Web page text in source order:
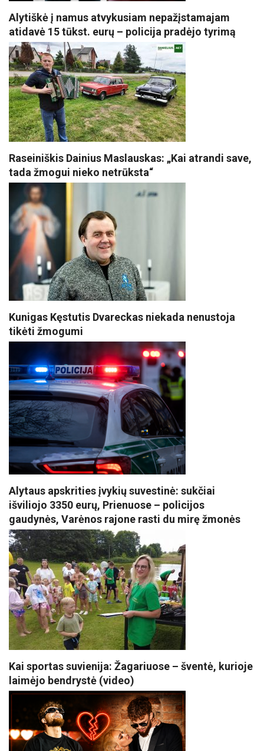
Alytiškė į namus atvykusiam nepažįstamajam
atidavė 15 tūkst. eurų – policija pradėjo tyrimą
Raseiniškis Dainius Maslauskas: „Kai atrandi save,
tada žmogui nieko netrūksta“
Kunigas Kęstutis Dvareckas niekada nenustoja
tikėti žmogumi
Alytaus apskrities įvykių suvestinė: sukčiai
išviliojo 3350 eurų, Prienuose – policijos
gaudynės, Varėnos rajone rasti du mirę žmonės
Kai sportas suvienija: Žagariuose – šventė, kurioje
laimėjo bendrystė (video)